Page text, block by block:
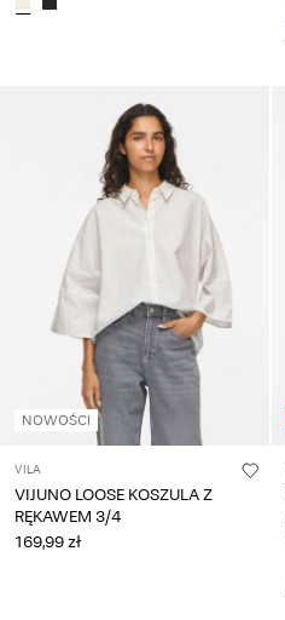
NOWOŚCI
VILA
VIJUNO LOOSE KOSZULA Z
RĘKAWEM 3/4
169,99 zł